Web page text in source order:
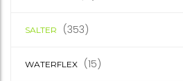
SALTER (353)
WATERFLEX (15)